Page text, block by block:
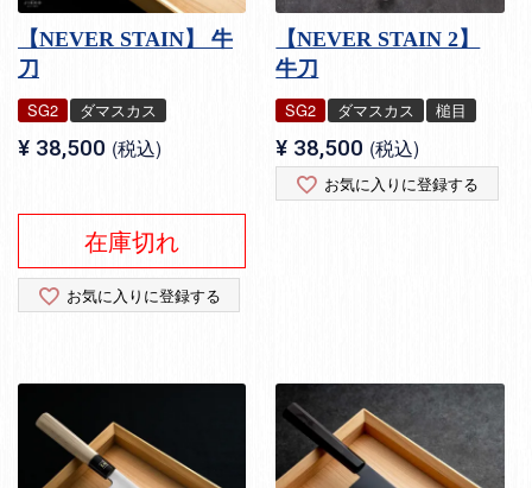
【NEVER STAIN】 牛
刀
SG2 ダマスカス
¥ 38,500 税込
在庫切れ
お気に入りに登録する
【NEVER STAIN 2】
牛刀
SG2 ダマスカス 槌目
¥ 38,500 税込
お気に入りに登録する